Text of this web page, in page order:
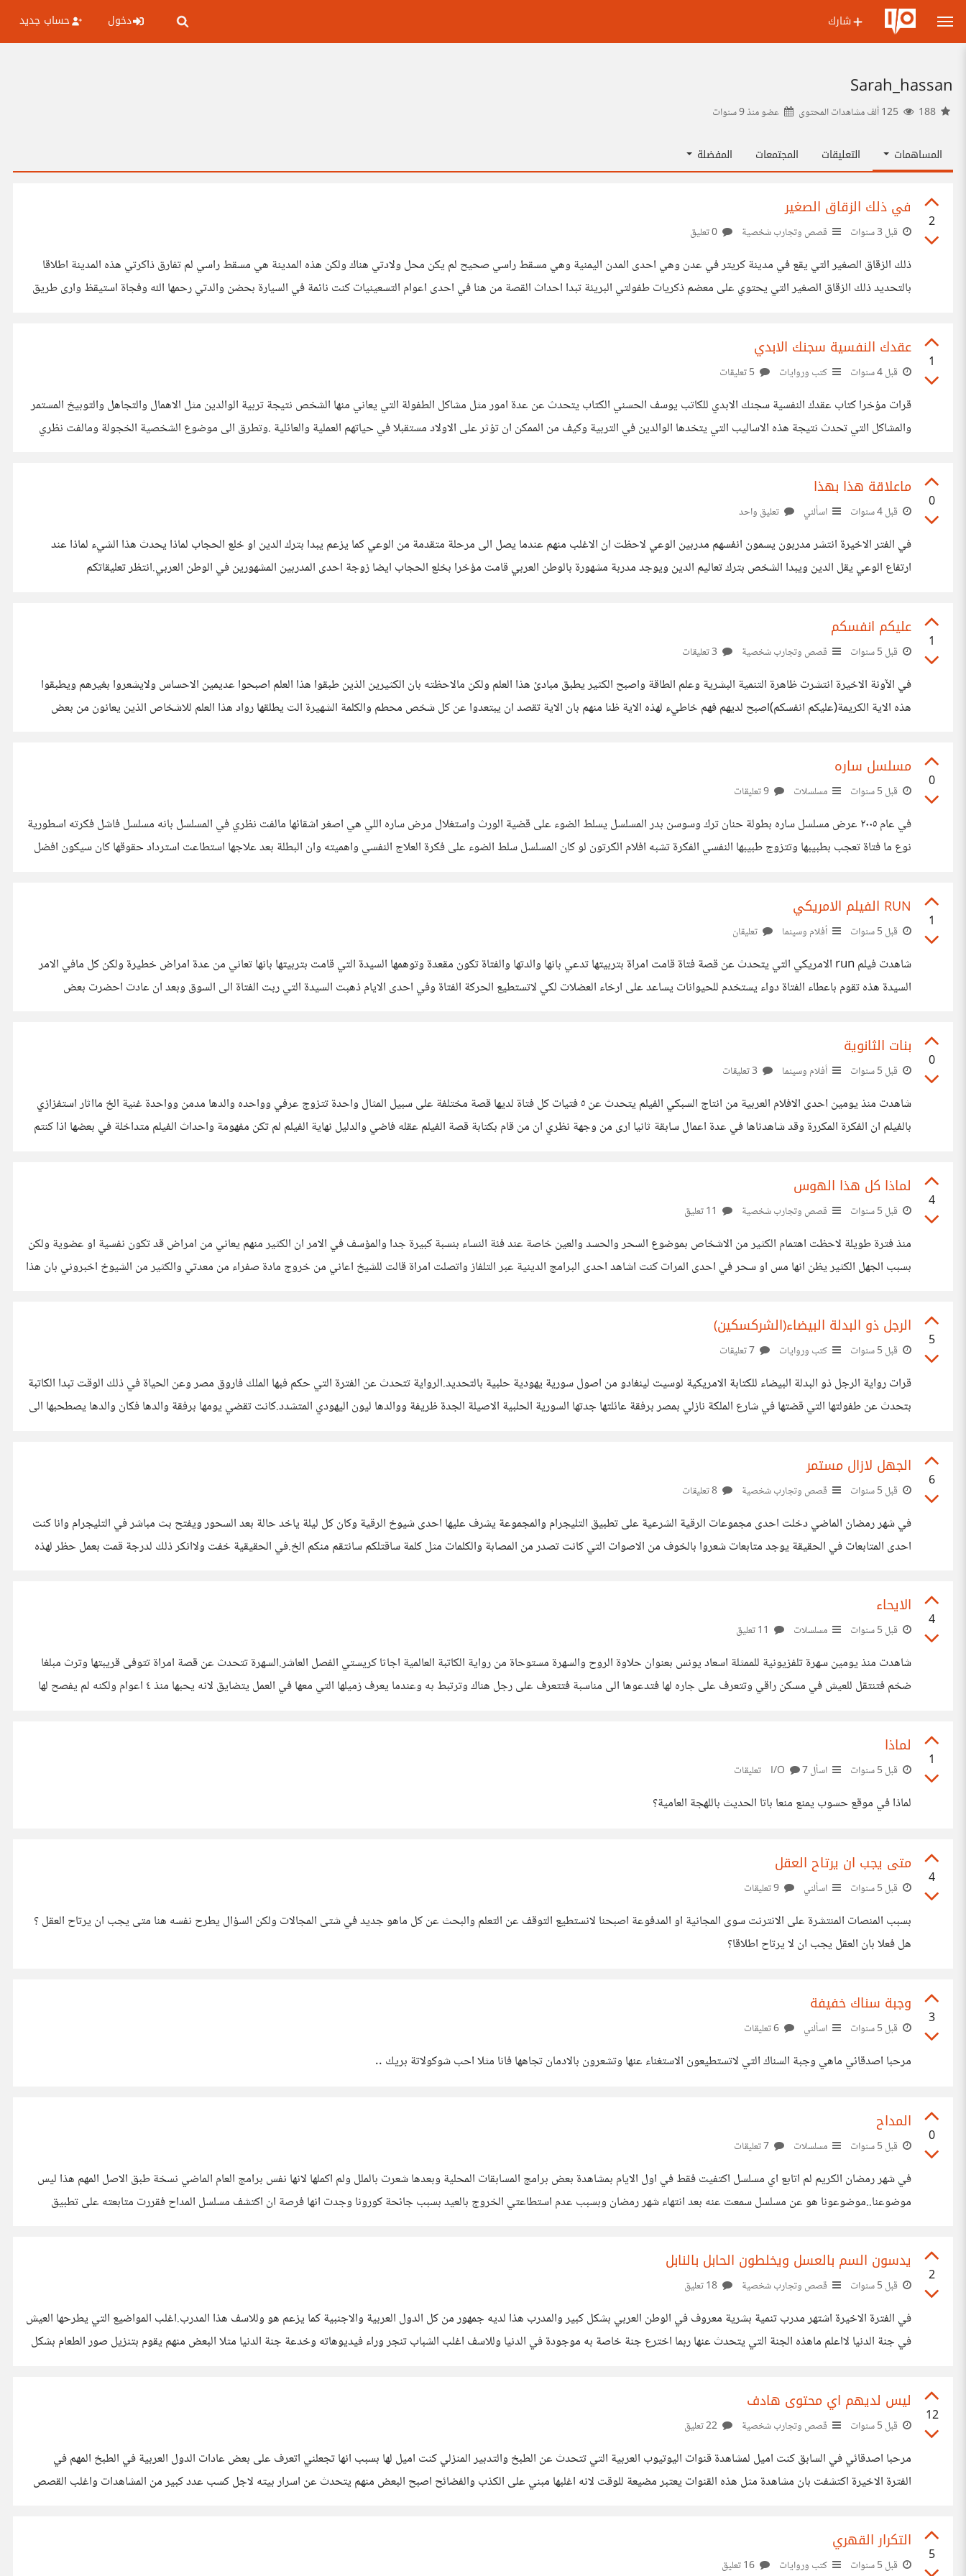
شارك دخول حساب جديد
Sarah_hassan
عضو منذ9 سنوات
المساهمات التعليقات المجتمعات المفضلة
2
في ذلك الزقاق الصغير
قبل 3 سنوات قصص وتجارب شخصية
ذلك الزقاق الصغير التي يقع في مدينة كريتر في عدن وهي احدى المدن اليمنية وهي مسقط راسي صحيح لم يكن محل ولادتي هناك ولكن هذه المدينة هي مسقط راسي لم تفارق ذاكرتي هذه المدينة اطلاقا
بالتحديد ذلك الزقاق الصغير التي يحتوي على معضم ذكريات طفولتي البريئة تبدا احداث القصة من هنا في احدى اعوام التسعينيات كنت نائمة في السيارة بحضن والدتي رحمها الله وفجاة استيقظ وارى طريق
1
عقدك النفسية سجنك الابدي
قبل 4 سنوات كتب وروايات
قرات مؤخرا كتاب عقدك النفسية سجنك الابدي للكاتب يوسف الحسني الكتاب يتحدث عن عدة امور مثل مشاكل الطفولة التي يعاني منها الشخص نتيجة تربية الوالدين مثل الاهمال والتجاهل والتوبيخ المستمر
والمشاكل التي تحدث نتيجة هذه الاساليب التي يتخدها الوالدين في التربية وكيف من الممكن ان تؤثر على الاولاد مستقبلا في حياتهم العملية والعائلية .وتطرق الى موضوع الشخصية الخجولة ومالفت نظري
0
ماعلاقة هذا بهذا
قبل 4 سنوات اسألني تعليق واحد
في الفتر الاخيرة انتشر مدربون يسمون انفسهم مدربين الوعي لاحظت ان الاغلب منهم عندما يصل الى مرحلة متقدمة من الوعي كما يزعم يبدا بترك الدين او خلع الحجاب لماذا يحدث هذا الشيء لماذا عند
ارتفاع الوعي يقل الدين ويبدا الشخص بترك تعاليم الدين ويوجد مدربة مشهورة بالوطن العربي قامت مؤخرا بخلع الحجاب ايضا زوجة احدى المدربين المشهورين في الوطن العربي.انتظر تعليقاتكم
1
عليكم انفسكم
قبل 5 سنوات قصص وتجارب شخصية
في الآونة الاخيرة انتشرت ظاهرة التنمية البشرية وعلم الطاقة واصبح الكثير يطبق مبادئ هذا العلم ولكن مالاحظته بان الكثيرين الذين طبقوا هذا العلم اصبحوا عديمين الاحساس ولايشعروا بغيرهم ويطبقوا
هذه الاية الكريمة(عليكم انفسكم)اصبح لديهم فهم خاطيء لهذه الاية ظنا منهم بان الاية تقصد ان يبتعدوا عن كل شخص محطم والكلمة الشهيرة الت يطلقها رواد هذا العلم للاشخاص الذين يعانون من بعض
0
مسلسل ساره
قبل 5 سنوات مسلسلات
في عام ٢٠٠٥ عرض مسلسل ساره بطولة حنان ترك وسوسن بدر المسلسل يسلط الضوء على قضية الورث واستغلال مرض ساره اللي هي اصغر اشقائها مالفت نظري في المسلسل بانه مسلسل فاشل فكرته اسطورية
نوع ما فتاة تعجب بطبيبها وتتزوج طبيبها النفسي الفكرة تشبه افلام الكرتون لو كان المسلسل سلط الضوء على فكرة العلاج النفسي واهميته وان البطلة بعد علاجها استطاعت استرداد حقوقها كان سيكون افضل
1
RUN الفيلم الامريكي
قبل 5 سنوات أفلام وسينما تعليقان
شاهدت فيلم run الامريكي التي يتحدث عن قصة فتاة قامت امراة بتربيتها تدعي بانها والدتها والفتاة تكون مقعدة وتوهمها السيدة التي قامت بتربيتها بانها تعاني من عدة امراض خطيرة ولكن كل مافي الامر
السيدة هذه تقوم باعطاء الفتاة دواء يستخدم للحيوانات يساعد على ارخاء العضلات لكي لاتستطيع الحركة الفتاة وفي احدى الايام ذهبت السيدة التي ربت الفتاة الى السوق وبعد ان عادت احضرت بعض
0
بنات الثانوية
قبل 5 سنوات أفلام وسينما
شاهدت منذ يومين احدى الافلام العربية من انتاج السبكي الفيلم يتحدث عن ٥ فتيات كل فتاة لديها قصة مختلفة على سبيل المثال واحدة تتزوج عرفي وواحده والدها مدمن وواحدة غنية الخ مااثار استفزازي
بالفيلم ان الفكرة المكررة وقد شاهدناها في عدة اعمال سابقة ثانيا ارى من وجهة نظري ان من قام بكتابة قصة الفيلم عقله فاضي والدليل نهاية الفيلم لم تكن مفهومة واحداث الفيلم متداخلة في بعضها اذا كنتم
4
لماذا كل هذا الهوس
قبل 5 سنوات قصص وتجارب شخصية
منذ فترة طويلة لاحظت اهتمام الكثير من الاشخاص بموضوع السحر والحسد والعين خاصة عند فئة النساء بنسبة كبيرة جدا والمؤسف في الامر ان الكثير منهم يعاني من امراض قد تكون نفسية او عضوية ولكن
بسبب الجهل الكثير يظن انها مس او سحر في احدى المرات كنت اشاهد احدى البرامج الدينية عبر التلفاز واتصلت امراة قالت للشيخ اعاني من خروج مادة صفراء من معدتي والكثير من الشيوخ اخبروني بان هذا
5
الرجل ذو البدلة البيضاء(الشركسكين)
قبل 5 سنوات كتب وروايات
قرات رواية الرجل ذو البدلة البيضاء للكتابة الامريكية لوسيت لينغادو من اصول سورية يهودية حلبية بالتحديد.الرواية تتحدث عن الفترة التي حكم فبها الملك فاروق مصر وعن الحياة في ذلك الوقت تبدا الكاتبة
بتحدث عن طفولتها التي قضتها في شارع الملكة نازلي بمصر برفقة عائلتها جدتها السورية الحلبية الاصيلة الجدة ظريفة ووالدها ليون اليهودي المتشدد.كانت تقضي يومها برفقة والدها فكان والدها يصطحبها الى
6
الجهل لازال مستمر
قبل 5 سنوات قصص وتجارب شخصية
في شهر رمضان الماضي دخلت احدى مجموعات الرقية الشرعية على تطبيق التليجرام والمجموعة يشرف عليها احدى شيوخ الرقية وكان كل ليلة ياخد حالة بعد السحور ويفتح بث مباشر في التليجرام وانا كنت
احدى المتابعات في الحقيقة يوجد متابعات شعروا بالخوف من الاصوات التي كانت تصدر من المصابة والكلمات مثل كلمة ساقتلكم سانتقم منكم الخ.في الحقيقية خفت ولاانكر ذلك لدرجة قمت بعمل حظر لهذه
4
الايحاء
قبل 5 سنوات مسلسلات
شاهدت منذ يومين سهرة تلفزيونية للممثلة اسعاد يونس بعنوان حلاوة الروح والسهرة مستوحاة من رواية الكاتبة العالمية اجاثا كريستي الفصل العاشر.السهرة تتحدث عن قصة امراة تتوفى قريبتها وترث مبلغا
ضخم فتنتقل للعيش في مسكن راقي وتتعرف على جاره لها فتدعوها الى مناسبة فتتعرف على رجل هناك وترتبط به وعندما يعرف زميلها التي معها في العمل يتضايق لانه يحبها منذ ٤ اعوام ولكنه لم يفصح لها
1
لماذا
قبل 5 سنوات اسأل I/O7 تعليقات
لماذا في موقع حسوب يمنع منعا باتا الحديث باللهجة العامية؟
4
متى يجب ان يرتاح العقل
قبل 5 سنوات اسألني
بسبب المنصات المنتشرة على الانترنت سوى المجانية او المدفوعة اصبحنا لانستطيع التوقف عن التعلم والبحث عن كل ماهو جديد في شتى المجالات ولكن السؤال يطرح نفسه هنا متى يجب ان يرتاح العقل ؟
هل فعلا بان العقل يجب ان لا يرتاح اطلاقا؟
3
وجبة سناك خفيفة
قبل 5 سنوات اسألني
مرحبا اصدقائي ماهي وجبة السناك التي لاتستطيعون الاستغناء عنها وتشعرون بالادمان تجاهها فانا مثلا احب شوكولاتة بريك ..
0
المداح
قبل 5 سنوات مسلسلات
في شهر رمضان الكريم لم اتابع اي مسلسل اكتفيت فقط في اول الايام بمشاهدة بعض برامج المسابقات المحلية وبعدها شعرت بالملل ولم اكملها لانها نفس برامج العام الماضي نسخة طبق الاصل المهم هذا ليس
موضوعنا..موضوعونا هو عن مسلسل سمعت عنه بعد انتهاء شهر رمضان وبسبب عدم استطاعتي الخروج بالعيد بسبب جائحة كورونا وجدت انها فرصة ان اكتشف مسلسل المداح فقررت متابعته على تطبيق
2
يدسون السم بالعسل ويخلطون الحابل بالنابل
قبل 5 سنوات قصص وتجارب شخصية
في الفترة الاخيرة اشتهر مدرب تنمية بشرية معروف في الوطن العربي بشكل كبير والمدرب هذا لديه جمهور من كل الدول العربية والاجنبية كما يزعم هو وللاسف هذا المدرب.اغلب المواضيع التي يطرحها العيش
في جنة الدنيا لااعلم ماهذه الجنة التي يتحدث عنها ربما اخترع جنة خاصة به موجودة في الدنيا وللاسف اغلب الشباب تنجر وراء فيديوهاته وخدعة جنة الدنيا مثلا البعض منهم يقوم بتنزيل صور الطعام بشكل
12
ليس لديهم اي محتوى هادف
قبل 5 سنوات قصص وتجارب شخصية
مرحبا اصدقائي في السابق كنت اميل لمشاهدة قنوات اليوتيوب العربية التي تتحدث عن الطبخ والتدبير المنزلي كنت اميل لها بسبب انها تجعلني اتعرف على بعض عادات الدول العربية في الطبخ المهم في
الفترة الاخيرة اكتشفت بان مشاهدة مثل هذه القنوات يعتبر مضيعة للوقت لانه اغلبها مبني على الكذب والفضائح اصبح البعض منهم يتحدث عن اسرار بيته لاجل كسب عدد كبير من المشاهدات واغلب القصص
5
التكرار القهري
قبل 5 سنوات كتب وروايات